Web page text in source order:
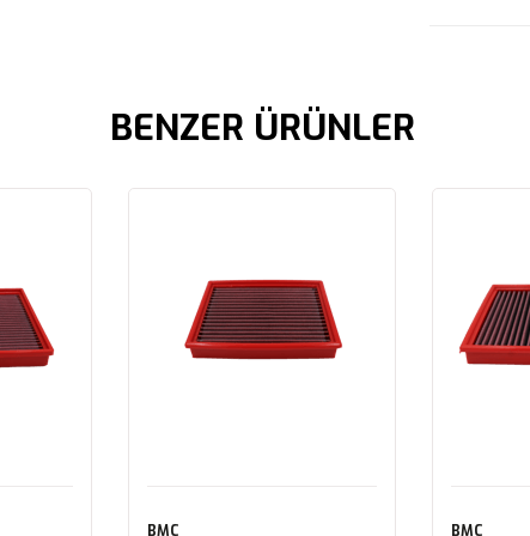
BENZER ÜRÜNLER
BMC
BMC